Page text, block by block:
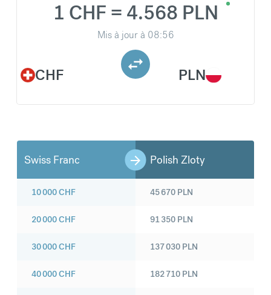
CHF
1 CHF = 4.568 PLN
Mis à jour à 08:56
PLN
Swiss Franc Polish Zloty
10 000CHF
20 000CHF
30 000CHF
40 000CHF
45 670 PLN
91 350 PLN
137 030 PLN
182 710 PLN